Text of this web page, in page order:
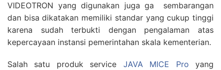
VIDEOTRON yang digunakan juga ga sembarangan
dan bisa dikatakan memiliki standar yang cukup tinggi
karena sudah terbukti dengan pengalaman atas
kepercayaan instansi pemerintahan skala kementerian.
Salah satu produk service JAVA MICE Pro yang